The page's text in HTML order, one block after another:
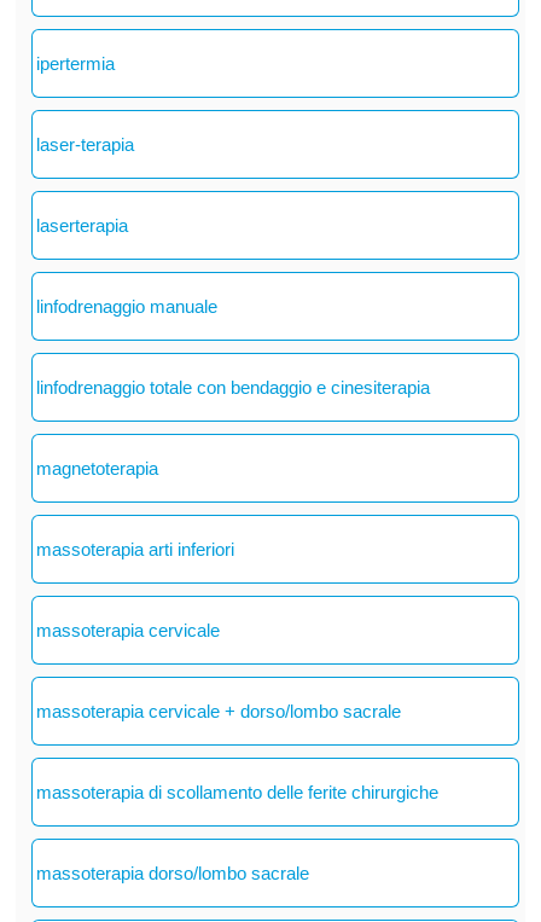
ipertermia
laser-terapia
laserterapia
linfodrenaggio manuale
linfodrenaggio totale con bendaggio e cinesiterapia
magnetoterapia
massoterapia arti inferiori
massoterapia cervicale
massoterapia cervicale + dorso/lombo sacrale
massoterapia di scollamento delle ferite chirurgiche
massoterapia dorso/lombo sacrale